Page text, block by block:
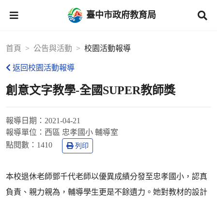
臺中市政府教育局
首頁 公告與活動 校園活動報導
返回校園活動報導
創意文字教學-全國SUPER教師獎
報導日期： 2021-04-21
報導單位： 西區 忠孝國小 輔導室
點閱數： 1410 列印
本校退休老師鄧千代老師以優異成績分發至忠孝國小，認真
負責、親力親為，輔導學生更是不餘遺力。她對教材的設計